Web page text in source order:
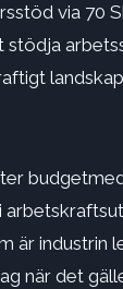
via 70
är
när det